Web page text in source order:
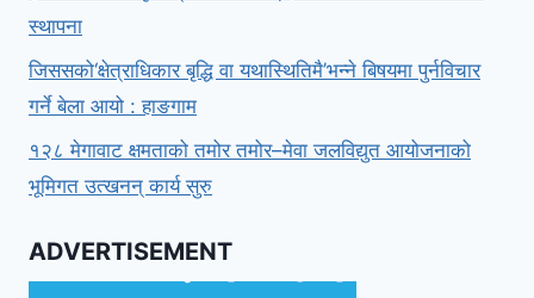
स्थापना
जिससको‘क्षेत्राधिकार बृद्धि वा यथास्थितिमै’भन्ने बिषयमा पुर्नविचार
गर्ने बेला आयो : हाङगाम
१२८ मेगावाट क्षमताको तमोर तमोर–मेवा जलविद्युत आयोजनाको
भूमिगत उत्खनन् कार्य सुरु
ADVERTISEMENT